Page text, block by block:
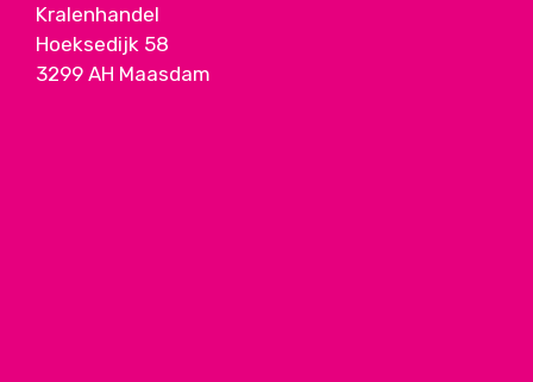
Kralenhandel
Hoeksedijk 58
3299 AH Maasdam